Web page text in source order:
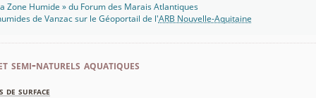
Zone Humide » du Forum des Marais Atlantiques
de Vanzac sur le Géoportail de l'ARB Nouvelle-Aquitaine
semi-naturels aquatiques
de surface